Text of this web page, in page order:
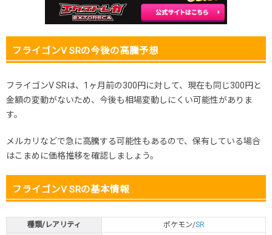
100円 480円
400～500円
発売日初動
400円 -円
フライゴンV SRの今後の高騰予想
フライゴンV SRは、1ヶ月前の300円に対して、現在も同じ300円と
金額の変動がないため、今後も相場変動しにくい可能性がありま
す。
メルカリなどで急に高騰する可能性もあるので、保有している場合
はこまめに価格推移を確認しましょう。
フライゴンV SRの基本情報
種類/レアリティ ポケモン/SR